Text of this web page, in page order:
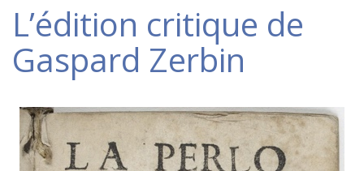
L’édition critique de
Gaspard Zerbin